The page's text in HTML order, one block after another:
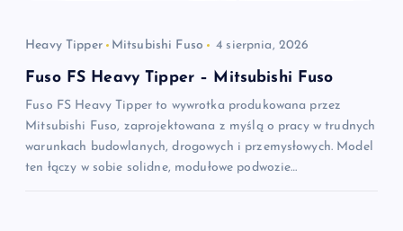
Heavy Tipper Mitsubishi Fuso 4 sierpnia, 2026
Fuso FS Heavy Tipper – Mitsubishi Fuso
Fuso FS Heavy Tipper to wywrotka produkowana przez
Mitsubishi Fuso, zaprojektowana z myślą o pracy w trudnych
warunkach budowlanych, drogowych i przemysłowych. Model
ten łączy w sobie solidne, modułowe podwozie…